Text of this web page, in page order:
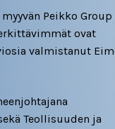
Peikko Group
ovat
valmistanut
Teollisuuden ja